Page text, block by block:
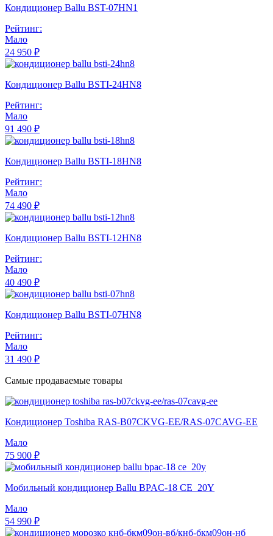
Кондиционер Ballu BST-07HN1
Рейтинг:
Мало
24 950 ₽
Кондиционер Ballu BSTI-24HN8
Рейтинг:
Мало
91 490 ₽
Кондиционер Ballu BSTI-18HN8
Рейтинг:
Мало
74 490 ₽
Кондиционер Ballu BSTI-12HN8
Рейтинг:
Мало
40 490 ₽
Кондиционер Ballu BSTI-07HN8
Рейтинг:
Мало
31 490 ₽
Самые продаваемые товары
Кондиционер Toshiba RAS-B07CKVG-EE/RAS-07CAVG-EE
Мало
75 900 ₽
Мобильный кондиционер Ballu BPAC-18 CE_20Y
Мало
54 990 ₽